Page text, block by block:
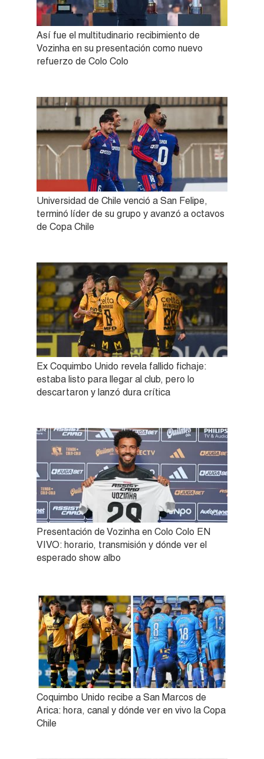
Así fue el multitudinario recibimiento de
Vozinha en su presentación como nuevo
refuerzo de Colo Colo
Universidad de Chile venció a San Felipe,
terminó líder de su grupo y avanzó a octavos
de Copa Chile
Ex Coquimbo Unido revela fallido fichaje:
estaba listo para llegar al club, pero lo
descartaron y lanzó dura crítica
Presentación de Vozinha en Colo Colo EN
VIVO: horario, transmisión y dónde ver el
esperado show albo
Coquimbo Unido recibe a San Marcos de
Arica: hora, canal y dónde ver en vivo la Copa
Chile